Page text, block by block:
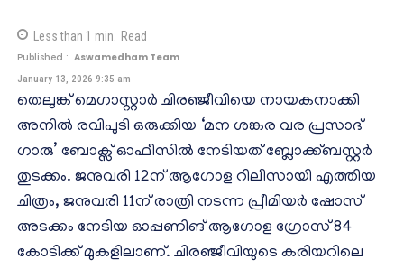
Less than 1 min. Read
Published : Aswamedham Team
January 13, 2026 9:35 am
തെലുങ്ക് മെഗാസ്റ്റാർ ചിരഞ്ജീവിയെ നായകനാക്കി
അനിൽ രവിപുടി ഒരുക്കിയ ‘മന ശങ്കര വര പ്രസാദ്
ഗാരു’ ബോക്സ് ഓഫീസിൽ നേടിയത് ബ്ലോക്ക്ബസ്റ്റർ
തുടക്കം. ജനുവരി 12ന് ആഗോള റിലീസായി എത്തിയ
ചിത്രം, ജനുവരി 11ന് രാത്രി നടന്ന പ്രീമിയർ ഷോസ്
അടക്കം നേടിയ ഓപ്പണിങ് ആഗോള ഗ്രോസ് 84
കോടിക്ക് മുകളിലാണ്. ചിരഞ്ജീവിയുടെ കരിയറിലെ